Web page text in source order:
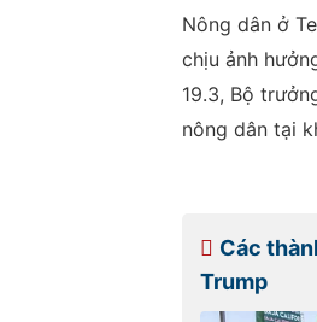
Nông dân ở
chịu ảnh
19.3, Bộ
nông dân tại
Các
Trump